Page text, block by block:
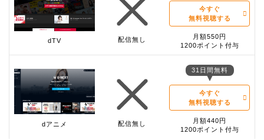
dTV 配信無し
今すぐ
無料視聴する
月額550円
1200ポイント付与
dアニメ 配信無し
31日間無料
今すぐ
無料視聴する
月額440円
1200ポイント付与